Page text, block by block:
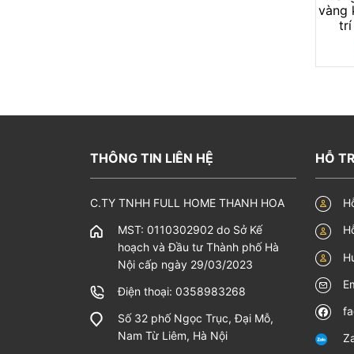
sự
cám
Ý
vàng
trí
THÔNG TIN LIÊN HỆ
C.TY TNHH FULL HOME THANH HOA
MST: 0110302902 do Sở Kế
hoạch và Đầu tư Thành phố Hà
Nội cấp ngày 29/03/2023
Điện thoại: 0358983268
Số 32 phố Ngọc Trục, Đại Mỗ,
Nam Từ Liêm, Hà Nội
HỖ